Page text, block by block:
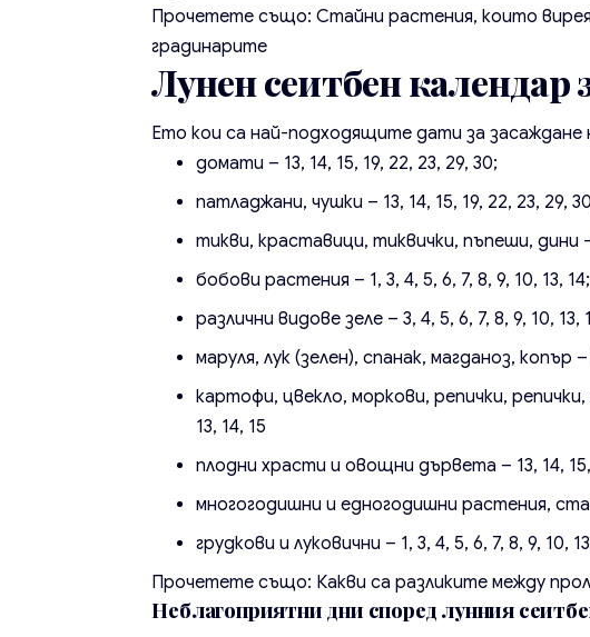
Прочетете също:Стайни растения, които
градинарите
Лунен сеитбен календар
Ето кои са най-подходящите дати за засаждане
домати – 13, 14, 15, 19, 22, 23, 29, 30;
патладжани, чушки – 13, 14, 15, 19, 22, 23, 29,
тикви, краставици, тиквички, пъпеши, дини –
бобови растения – 1, 3, 4, 5, 6, 7, 8, 9, 10, 13, 14;
различни видове зеле – 3, 4, 5, 6, 7, 8, 9, 10, 13,
маруля, лук (зелен), спанак, магданоз, копър –
картофи, цвекло, моркови, репички, репички,
13, 14, 15
плодни храсти и овощни дървета – 13, 14, 15,
многогодишни и едногодишни растения,
грудкови и луковични – 1, 3, 4, 5, 6, 7, 8, 9, 10,
Прочетете също: Какви са разликите между
Неблагоприятни дни според лунния